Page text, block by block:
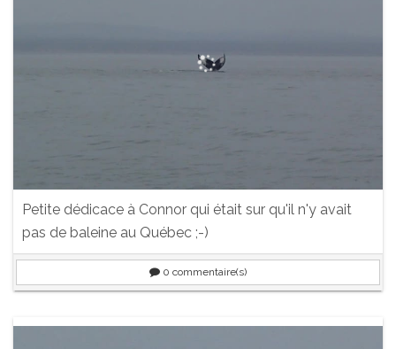
Petite dédicace à Connor qui était sur qu'il n'y avait
pas de baleine au Québec ;-)
0 commentaire(s)